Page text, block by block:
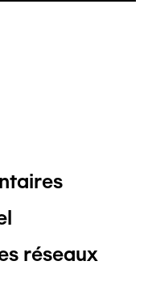
réseaux